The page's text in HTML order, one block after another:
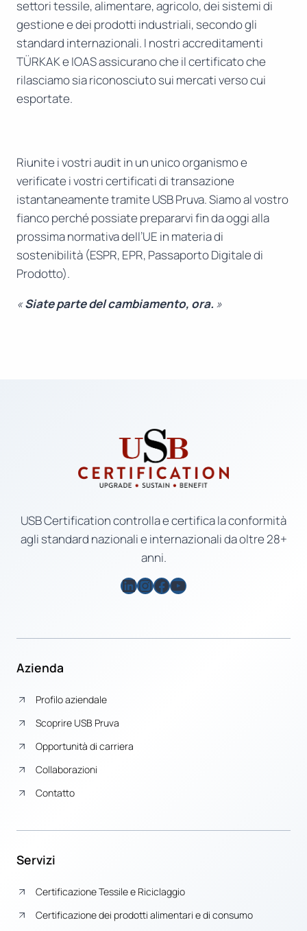
settori tessile, alimentare, agricolo, dei sistemi di
gestione e dei prodotti industriali, secondo gli
standard internazionali. I nostri accreditamenti
TÜRKAK e IOAS assicurano che il certificato che
rilasciamo sia riconosciuto sui mercati verso cui
esportate.
Riunite i vostri audit in un unico organismo e
verificate i vostri certificati di transazione
istantaneamente tramite USB Pruva. Siamo al vostro
fianco perché possiate prepararvi fin da oggi alla
prossima normativa dell’UE in materia di
sostenibilità (ESPR, EPR, Passaporto Digitale di
Prodotto).
«Siate parte del cambiamento, ora. »
USB Certification controlla e certifica la conformità
agli standard nazionali e internazionali da oltre 28+
anni.
LinkedIn
Instagram
Facebook
YouTube
Azienda
Profilo aziendale
Scoprire USB Pruva
Opportunità di carriera
Collaborazioni
Contatto
Servizi
Certificazione Tessile e Riciclaggio
Certificazione dei prodotti alimentari e di consumo